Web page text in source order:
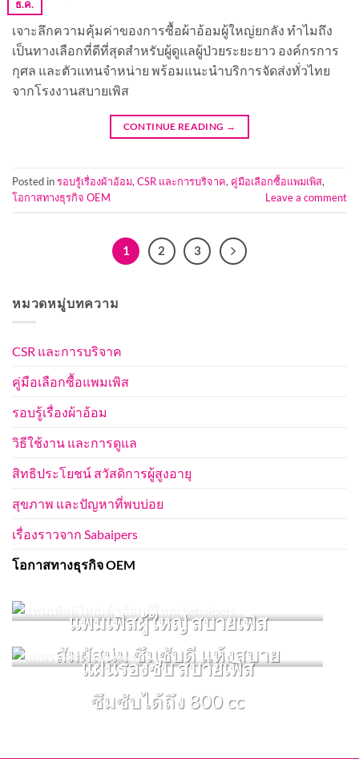
ธ.ค.
เจาะลึกความคุ้มค่าของการซื้อผ้าอ้อมผู้ใหญ่ยกลัง ทำไมถึง
เป็นทางเลือกที่ดีที่สุดสำหรับผู้ดูแลผู้ป่วยระยะยาว องค์กรการ
กุศล และตัวแทนจำหน่าย พร้อมแนะนำบริการจัดส่งทั่วไทย
จากโรงงานสบายเพิส
CONTINUE READING →
Posted inรอบรู้เรื่องผ้าอ้อม,CSR และการบริจาค, คู่มือเลือกซื้อแพมเพิส,
โอกาสทางธุรกิจ OEM
Leave a comment
1 2 3
หมวดหมู่บทความ
CSR และการบริจาค
คู่มือเลือกซื้อแพมเพิส
รอบรู้เรื่องผ้าอ้อม
วิธีใช้งาน และการดูแล
สิทธิประโยชน์ สวัสดิการผู้สูงอายุ
สุขภาพ และปัญหาที่พบบ่อย
เรื่องราวจาก Sabaipers
โอกาสทางธุรกิจ OEM
แพมเพิสผู้ใหญ่ สบายเพิส
สัมผัสนุ่ม ซึมซับดี แห้งสบาย
แผ่นรองซับ สบายเพิส
ซึมซับได้ถึง 800 cc